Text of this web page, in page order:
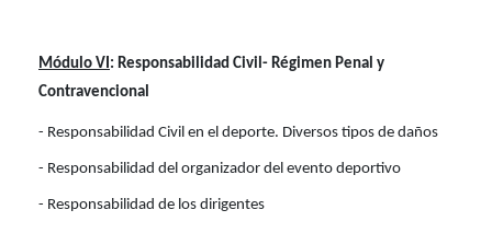
Módulo VI : Responsabilidad Civil- Régimen Penal y
Contravencional
- Responsabilidad Civil en el deporte. Diversos tipos de daños
- Responsabilidad del organizador del evento deportivo
- Responsabilidad de los dirigentes